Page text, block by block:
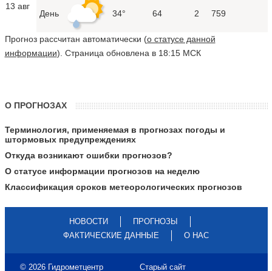
13 авг
День 34° 64 2 759
Прогноз рассчитан автоматически (о статусе данной
информации). Страница обновлена в 18:15 МСК
О ПРОГНОЗАХ
Терминология, применяемая в прогнозах погоды и
штормовых предупреждениях
Откуда возникают ошибки прогнозов?
О статусе информации прогнозов на неделю
Классификация сроков метеорологических прогнозов
НОВОСТИ
ПРОГНОЗЫ
ФАКТИЧЕСКИЕ ДАННЫЕ
О НАС
© 2026 Гидрометцентр Старый сайт